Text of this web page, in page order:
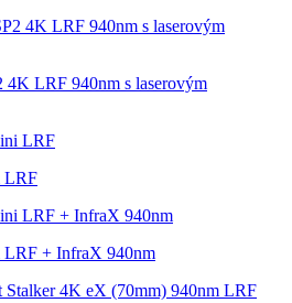
4K LRF 940nm s laserovým
LRF
+ InfraX 940nm